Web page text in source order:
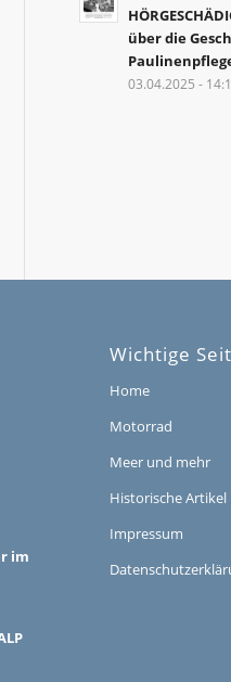
über die
03.04.2025 -
im
Wichtige
Home
Motorrad
Meer und mehr
Historische Artikel
Impressum